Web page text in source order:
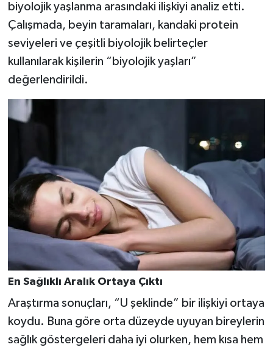
biyolojik yaşlanma arasındaki ilişkiyi analiz etti.
Çalışmada, beyin taramaları, kandaki protein
seviyeleri ve çeşitli biyolojik belirteçler
kullanılarak kişilerin “biyolojik yaşları”
değerlendirildi.
En Sağlıklı Aralık Ortaya Çıktı
Araştırma sonuçları, “U şeklinde” bir ilişkiyi ortaya
koydu. Buna göre orta düzeyde uyuyan bireylerin
sağlık göstergeleri daha iyi olurken, hem kısa hem